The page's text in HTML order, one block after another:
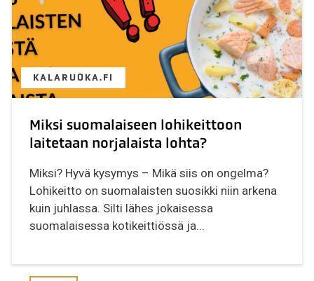
KALARUOKA.FI
Miksi suomalaiseen lohikeittoon
laitetaan norjalaista lohta?
Miksi? Hyvä kysymys – Mikä siis on ongelma?
Lohikeitto on suomalaisten suosikki niin arkena
kuin juhlassa. Silti lähes jokaisessa
suomalaisessa kotikeittiössä ja...